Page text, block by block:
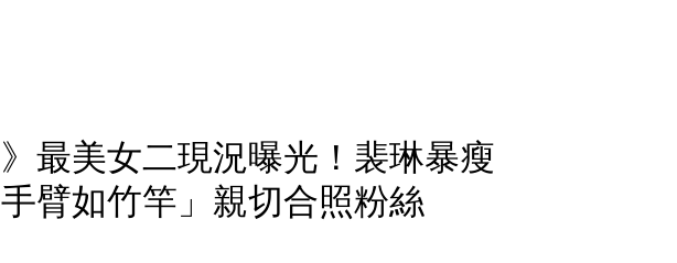
》最美女二現況曝光！裴琳暴瘦
臂如竹竿」親切合照粉絲